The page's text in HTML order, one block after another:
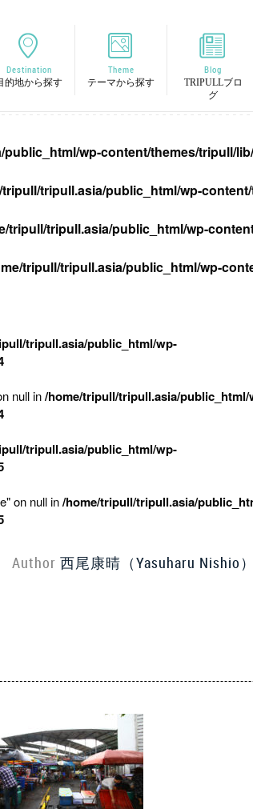
Destination
的地から探す
Theme
テーマから探す
Blog
TRIPULLブロ
グ
wp-content/themes/tripull/
tripull.asia/public_html/wp-
tripull/tripull.asia/public_html/wp-
tripull/tripull.asia/public_html/wp-
tripull.asia/public_html/wp-
null in/home/tripull/tripull.asia/public_html/
tripull.asia/public_html/wp-
on null in/home/tripull/tripull.asia/
Author 西尾康晴（Yasuharu Nishio）